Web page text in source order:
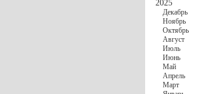
2025
Декабрь
Ноябрь
Октябрь
Август
Июль
Июнь
Май
Апрель
Март